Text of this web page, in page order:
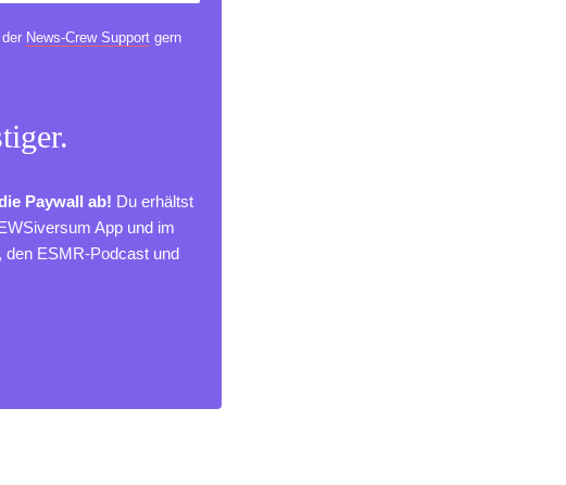
News-Crew Supportgern
Paywall ab! Du erhältst
App und im
den ESMR-Podcast und